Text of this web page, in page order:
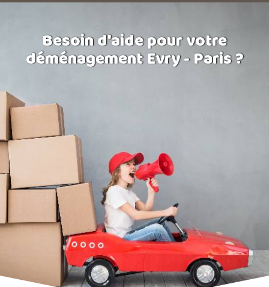
Besoin d'aide pour votre
déménagement Evry - Paris ?